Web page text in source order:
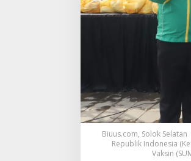
Biuus.com, Solok
Republik Indonesia
Vaksin